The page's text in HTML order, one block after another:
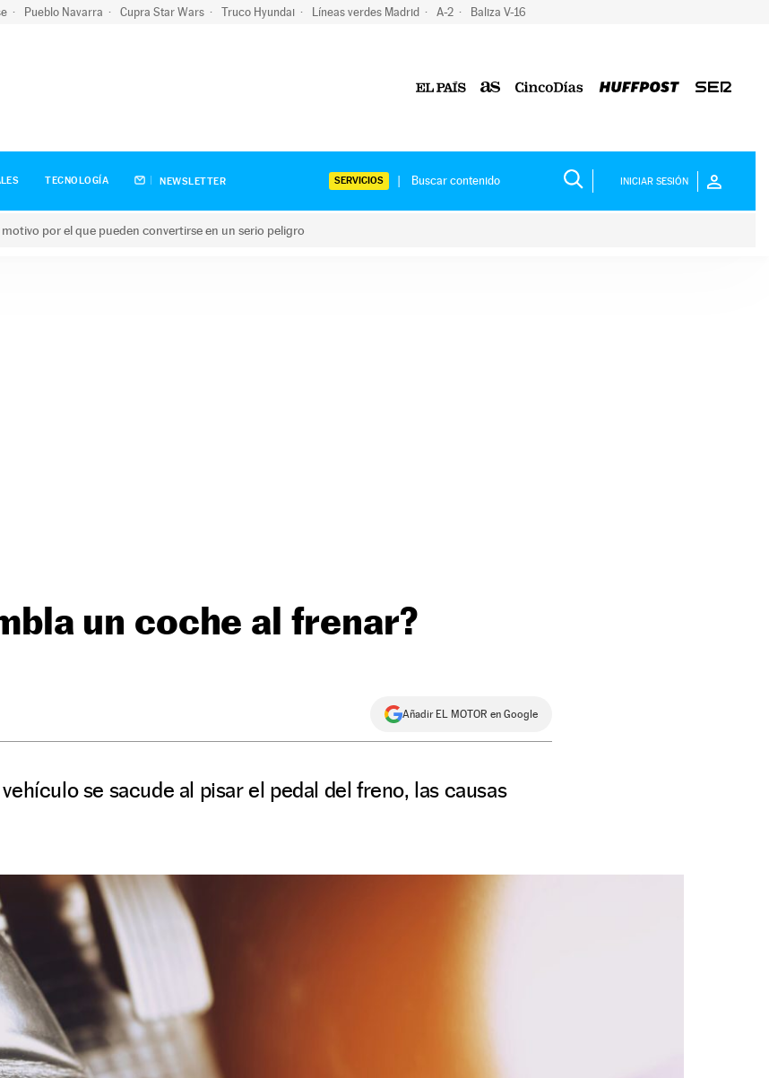
Pueblo Navarra Cupra Star Wars Truco Hyundai Líneas verdes Madrid A-2 Baliza V-16
TECNOLOGÍA NEWSLETTER SERVICIOS INICIAR SESIÓN
por el que pueden convertirse en un serio peligro
un coche al frenar?
Añadir EL MOTOR en Google
se sacude al pisar el pedal del freno, las causas